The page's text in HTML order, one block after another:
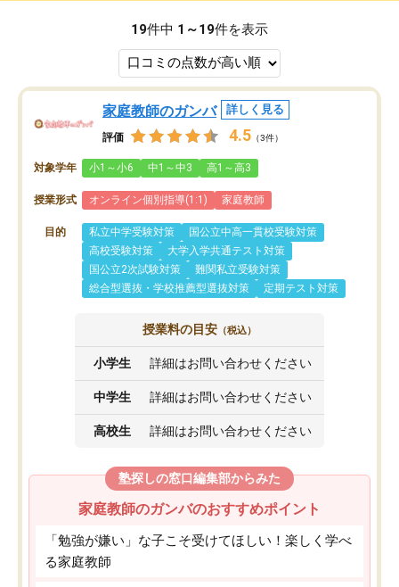
19件中 1～19件を表示
家庭教師のガンバ 詳しく見る
評価 4.5 （3件）
対象学年 小1～小6 中1～中3 高1～高3
授業形式 オンライン個別指導(1:1) 家庭教師
目的 私立中学受験対策
国公立中高一貫校受験対策
高校受験対策
大学入学共通テスト対策
国公立2次試験対策
難関私立受験対策
総合型選抜・学校推薦型選抜対策
定期テスト対策
授業料の目安 （税込）
小学生 詳細はお問い合わせください
中学生 詳細はお問い合わせください
高校生 詳細はお問い合わせください
塾探しの窓口編集部からみた
家庭教師のガンバのおすすめポイント
「勉強が嫌い」な子こそ受けてほしい！楽しく学べ
る家庭教師